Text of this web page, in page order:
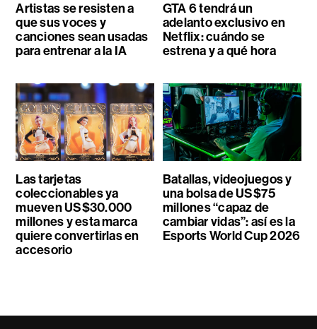
Artistas se resisten a
que sus voces y
canciones sean usadas
para entrenar a la IA
GTA 6 tendrá un
adelanto exclusivo en
Netflix: cuándo se
estrena y a qué hora
Las tarjetas
coleccionables ya
mueven US$30.000
millones y esta marca
quiere convertirlas en
accesorio
Batallas, videojuegos y
una bolsa de US$75
millones “capaz de
cambiar vidas”: así es la
Esports World Cup 2026